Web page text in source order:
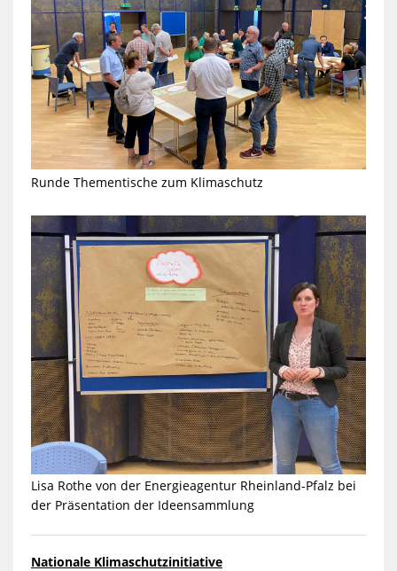
Runde Thementische zum Klimaschutz
Lisa Rothe von der Energieagentur Rheinland-Pfalz bei
der Präsentation der Ideensammlung
Nationale Klimaschutzinitiative